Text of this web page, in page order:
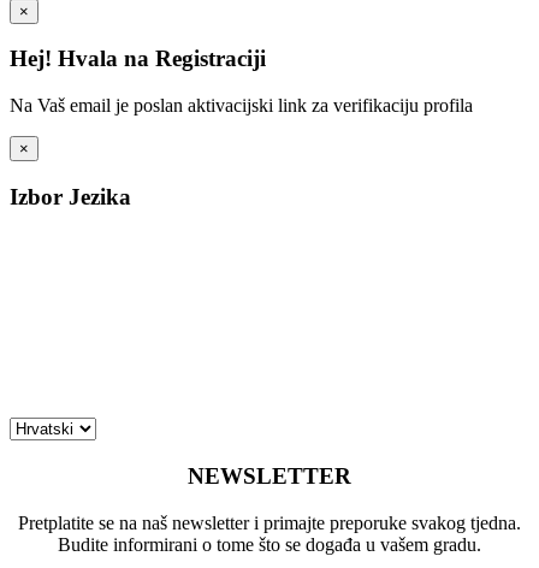
×
Hej! Hvala na Registraciji
Na Vaš email je poslan aktivacijski link za verifikaciju profila
×
Izbor Jezika
NEWSLETTER
Pretplatite se na naš newsletter i primajte preporuke svakog tjedna.
Budite informirani o tome što se događa u vašem gradu.